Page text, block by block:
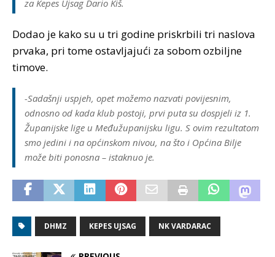
za Kepes Ujsag Dario Kiš.
Dodao je kako su u tri godine priskrbili tri naslova
prvaka, pri tome ostavljajući za sobom ozbiljne
timove.
-Sadašnji uspjeh, opet možemo nazvati povijesnim,
odnosno od kada klub postoji, prvi puta su dospjeli iz 1.
Županijske lige u Međužupanijsku ligu. S ovim rezultatom
smo jedini i na općinskom nivou, na što i Općina Bilje
može biti ponosna – istaknuo je.
DHMZ KEPES UJSAG NK VARDARAC